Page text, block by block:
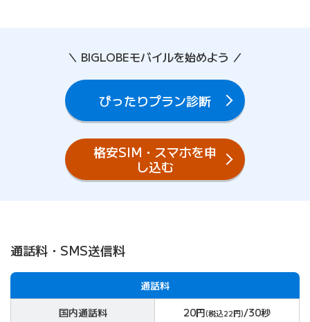
＼ BIGLOBEモバイルを始めよう ／
ぴったりプラン診断
格安SIM・スマホを申
し込む
通話料・SMS送信料
通話料
国内通話料
20円(税込22円)/30秒